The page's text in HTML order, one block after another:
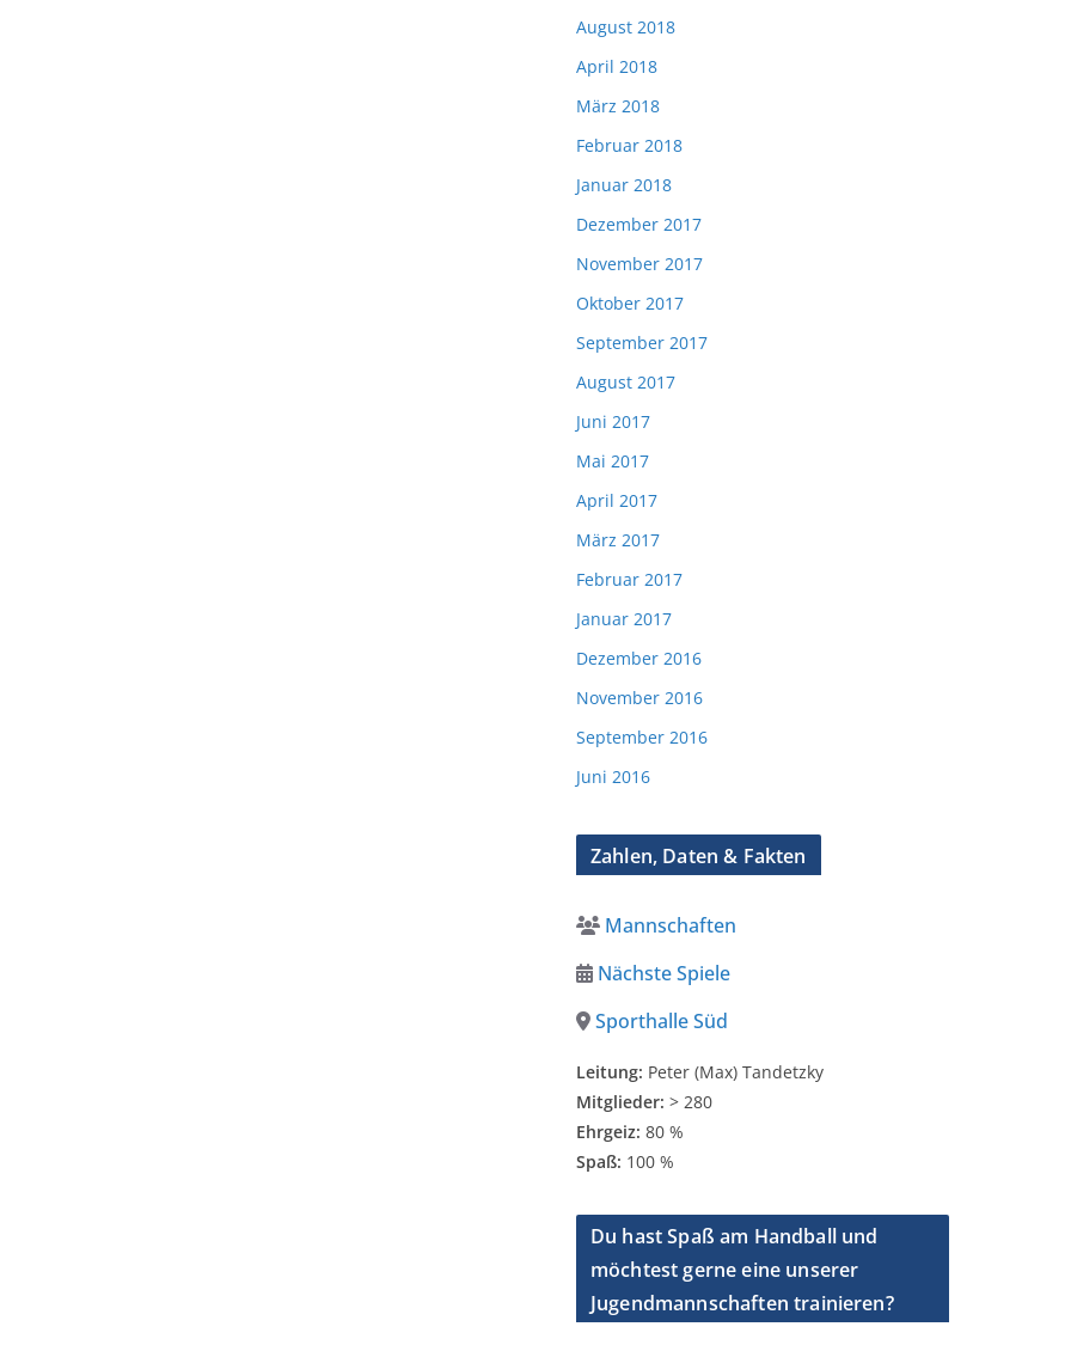
August 2018
April 2018
März 2018
Februar 2018
Januar 2018
Dezember 2017
November 2017
Oktober 2017
September 2017
August 2017
Juni 2017
Mai 2017
April 2017
März 2017
Februar 2017
Januar 2017
Dezember 2016
November 2016
September 2016
Juni 2016
Zahlen, Daten & Fakten
Mannschaften
Nächste Spiele
Sporthalle Süd
Leitung: Peter (Max) Tandetzky
Mitglieder: > 280
Ehrgeiz: 80 %
Spaß: 100 %
Du hast Spaß am Handball und
möchtest gerne eine unserer
Jugendmannschaften trainieren?